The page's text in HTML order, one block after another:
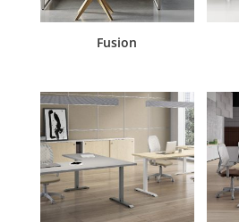
Fusion